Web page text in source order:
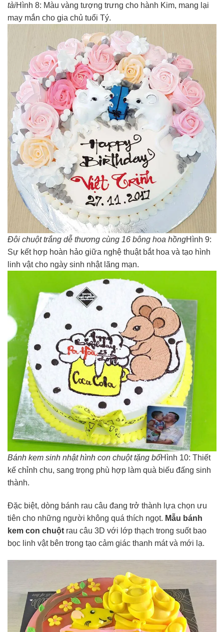
tàiHình 8: Màu vàng tượng trưng cho hành Kim, mang lại
may mắn cho gia chủ tuổi Tý.
Đôi chuột trắng dễ thương cùng 16 bông hoa hồngHình 9:
Sự kết hợp hoàn hảo giữa nghệ thuật bắt hoa và tạo hình
linh vật cho ngày sinh nhật lãng mạn.
Bánh kem sinh nhật hình con chuột tặng bốHình 10: Thiết
kế chỉnh chu, sang trọng phù hợp làm quà biếu đấng sinh
thành.
Đặc biệt, dòng bánh rau câu đang trở thành lựa chọn ưu
tiên cho những người không quá thích ngọt. Mẫu bánh
kem con chuột rau câu 3D với lớp thạch trong suốt bao
bọc linh vật bên trong tạo cảm giác thanh mát và mới lạ.